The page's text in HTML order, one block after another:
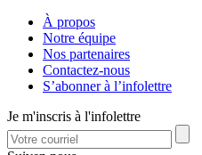
À propos
Notre équipe
Nos partenaires
Contactez-nous
S’abonner à l’infolettre
Je m'inscris à l'infolettre